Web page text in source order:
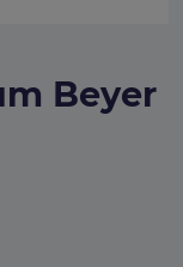
Beyer